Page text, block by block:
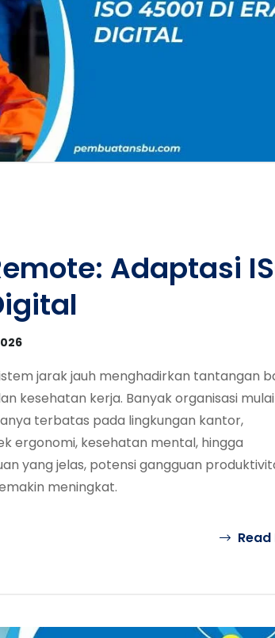
Adaptasi
jarak jauh menghadirkan tantangan
kesehatan kerja. Banyak organisasi mulai
terbatas pada lingkungan kantor,
ergonomi, kesehatan mental, hingga
yang jelas, potensi gangguan
meningkat.